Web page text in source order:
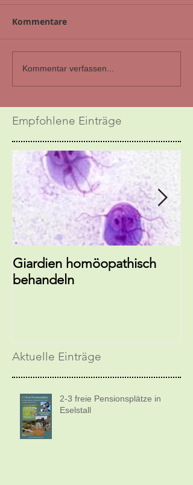
Kommentare
Kommentar verfassen...
Empfohlene Einträge
Giardien homöopathisch
behandeln
Aktuelle Einträge
2-3 freie Pensionsplätze in
Eselstall